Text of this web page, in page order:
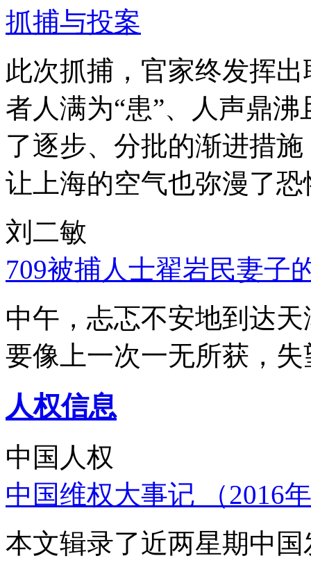
抓捕与投案
此次抓捕，官家终发挥
者人满为“患”、人声鼎
了逐步、分批的渐进措
让上海的空气也弥漫了
刘二敏
709被捕人士翟岩民妻子
中午，忐忑不安地到达
要像上一次一无所获，
人权信息
中国人权
中国维权大事记 （2016
本文辑录了近两星期中